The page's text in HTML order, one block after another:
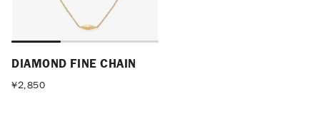
DIAMOND FINE CHAIN
¥2,850